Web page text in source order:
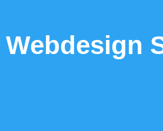
Webdesign